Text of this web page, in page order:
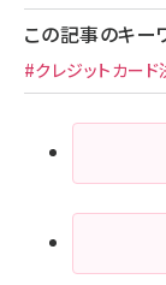
この記事のキー
#クレジットカード